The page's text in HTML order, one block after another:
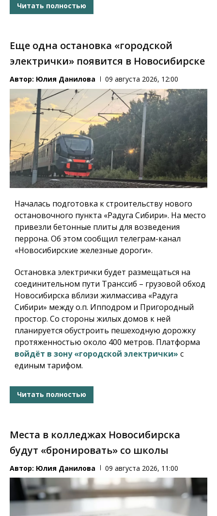
Читать полностью
Еще одна остановка «городской
электрички» появится в Новосибирске
Автор: Юлия Данилова 09 августа 2026, 12:00
Началась подготовка к строительству нового
остановочного пункта «Радуга Сибири». На место
привезли бетонные плиты для возведения
перрона. Об этом сообщил телеграм-канал
«Новосибирские железные дороги».
Остановка электрички будет размещаться на
соединительном пути Транссиб – грузовой обход
Новосибирска вблизи жилмассива «Радуга
Сибири» между о.п. Ипподром и Пригородный
простор. Со стороны жилых домов к ней
планируется обустроить пешеходную дорожку
протяженностью около 400 метров. Платформа
войдёт в зону «городской электрички» с
единым тарифом.
Читать полностью
Места в колледжах Новосибирска
будут «бронировать» со школы
Автор: Юлия Данилова 09 августа 2026, 11:00